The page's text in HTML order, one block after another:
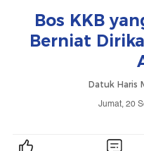
Bos KKB
Berniat
Datuk Haris
Jumat, 20